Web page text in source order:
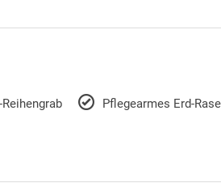
Reihengrab Pflegearmes Erd-